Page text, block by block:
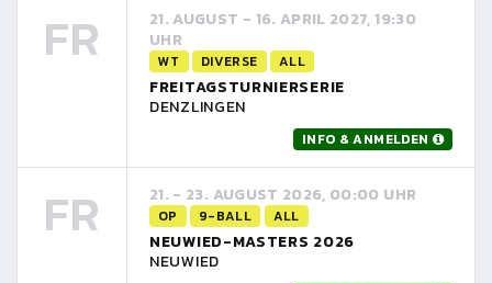
FR
21. AUGUST - 16. APRIL 2027, 19:30
UHR
WT DIVERSE ALL
FREITAGSTURNIERSERIE
DENZLINGEN
INFO & ANMELDEN
FR 21. - 23. AUGUST 2026, 00:00 UHR
OP 9-BALL ALL
NEUWIED-MASTERS 2026
NEUWIED